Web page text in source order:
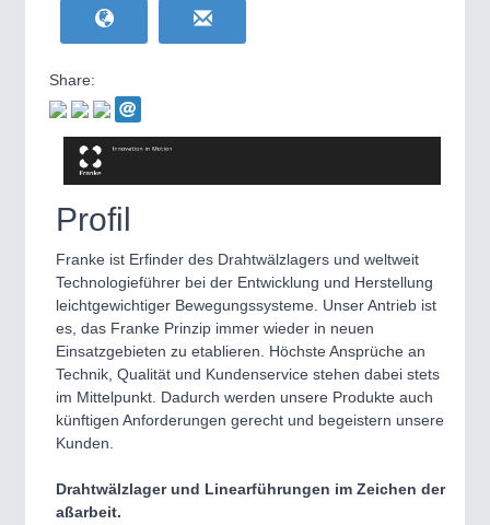
IOT & INDUSTRY4.0
IOT, Industrial Internet & Industry 4.0
CNC, Welding and Casting
WIND ENERGY
BIOENERGY21XX
Biomass, Biogas, Biofuel & CHP
HOME FURNITURE 21XX
Home Furniture & Equipment
YACHTING21XX
Yachting & Water Sports
Airplanes & Industry Suppliers
Share:
Profil
Franke ist Erfinder des Drahtwälzlagers und weltweit
Technologieführer bei der Entwicklung und Herstellung
leichtgewichtiger Bewegungssysteme. Unser Antrieb ist
es, das Franke Prinzip immer wieder in neuen
Einsatzgebieten zu etablieren. Höchste Ansprüche an
Technik, Qualität und Kundenservice stehen dabei stets
im Mittelpunkt. Dadurch werden unsere Produkte auch
künftigen Anforderungen gerecht und begeistern unsere
Kunden.
Drahtwälzlager und Linearführungen im Zeichen der
aßarbeit.